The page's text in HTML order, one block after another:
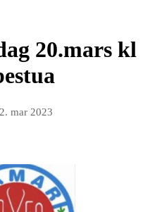
20.mars kl
2. mar 2023